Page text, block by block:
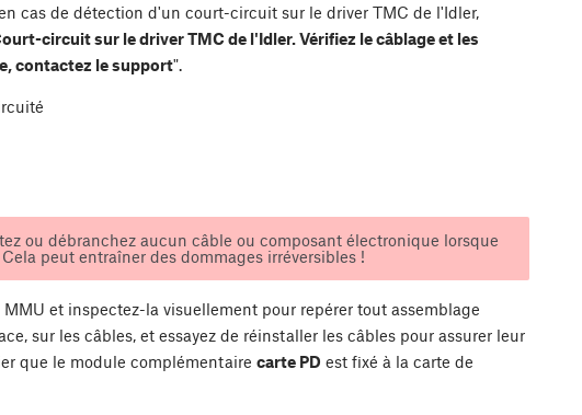
cas de détection d'un court-circuit sur le driver TMC de l'Idler,
circuit sur le driver TMC de l'Idler. Vérifiez le câblage et les
contactez le support".
ou débranchez aucun câble ou composant électronique lorsque
peut entraîner des dommages irréversibles !
et inspectez-la visuellement pour repérer tout assemblage
sur les câbles, et essayez de réinstaller les câbles pour assurer leur
que le module complémentaire carte PD est fixé à la carte de